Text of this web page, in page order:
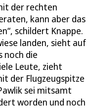
der rechten
kann aber das
schildert Knappe.
landen, sieht auf
noch die
Leute, zieht
der Flugzeugspitze
sei mitsamt
worden und noch